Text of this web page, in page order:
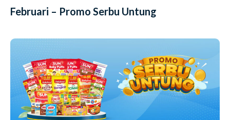
Februari – Promo Serbu Untung
INSTAL SEKARANG